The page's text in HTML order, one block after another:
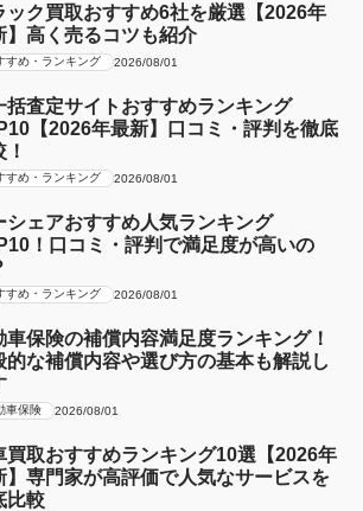
ック買取おすすめ6社を厳選【2026年
】高く売るコツも紹介
すめ・ランキング 2026/08/01
括査定サイトおすすめランキング
【2026年最新】口コミ・評判を徹底
！
すめ・ランキング 2026/08/01
シェアおすすめ人気ランキング
！口コミ・評判で満足度が高いの
すめ・ランキング 2026/08/01
車保険の補償内容満足度ランキング！
的な補償内容や選び方の基本も解説し
車保険 2026/08/01
買取おすすめランキング10選【2026年
】専門家が高評価で人気なサービスを
比較